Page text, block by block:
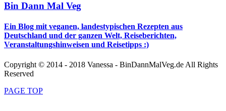
Bin Dann Mal Veg
Ein Blog mit veganen, landestypischen Rezepten aus
Deutschland und der ganzen Welt, Reiseberichten,
Veranstaltungshinweisen und Reisetipps :)
Copyright © 2014 - 2018 Vanessa - BinDannMalVeg.de All Rights
Reserved
PAGE TOP